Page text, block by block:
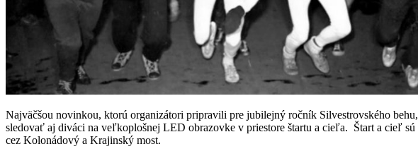
Najväčšou novinkou, ktorú organizátori pripravili pre jubilejný ročník Silvestrovského
sledovať aj diváci na veľkoplošnej LED obrazovke v priestore štartu a cieľa. Štart a cieľ
cez Kolonádový a Krajinský most.